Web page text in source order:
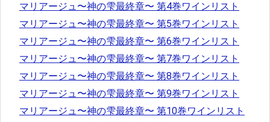
マリアージュ〜神の雫最終章〜 第4巻ワインリスト
マリアージュ〜神の雫最終章〜 第5巻ワインリスト
マリアージュ〜神の雫最終章〜 第6巻ワインリスト
マリアージュ〜神の雫最終章〜 第7巻ワインリスト
マリアージュ〜神の雫最終章〜 第8巻ワインリスト
マリアージュ〜神の雫最終章〜 第9巻ワインリスト
マリアージュ〜神の雫最終章〜 第10巻ワインリスト